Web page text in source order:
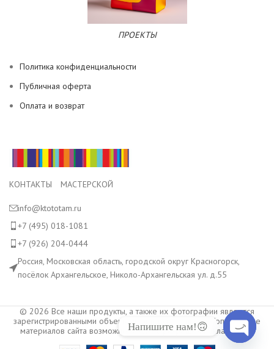
ПРОЕКТЫ
Политика конфиденциальности
Публичная оферта
Оплата и возврат
КОНТАКТЫ МАСТЕРСКОЙ
info@ktototam.ru
+7 (495) 018-1081
+7 (926) 204-0444
Россия, Московская область, городской округ Красногорск,
посёлок Архангельское, Николо-Архангельская ул. д.55
© 2026 Все наши продукты, а также их фотографии являются
зарегистрированными объектами авторского права. Копирование
материалов сайта возможно только с разрешения владельца.
Напишите нам!🙃